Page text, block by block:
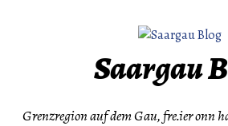
Saargau
Grenzregion auf dem Gau, fre.ier onn